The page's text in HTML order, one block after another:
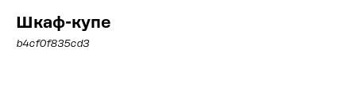
Шкаф-купе
b4cf0f835cd3